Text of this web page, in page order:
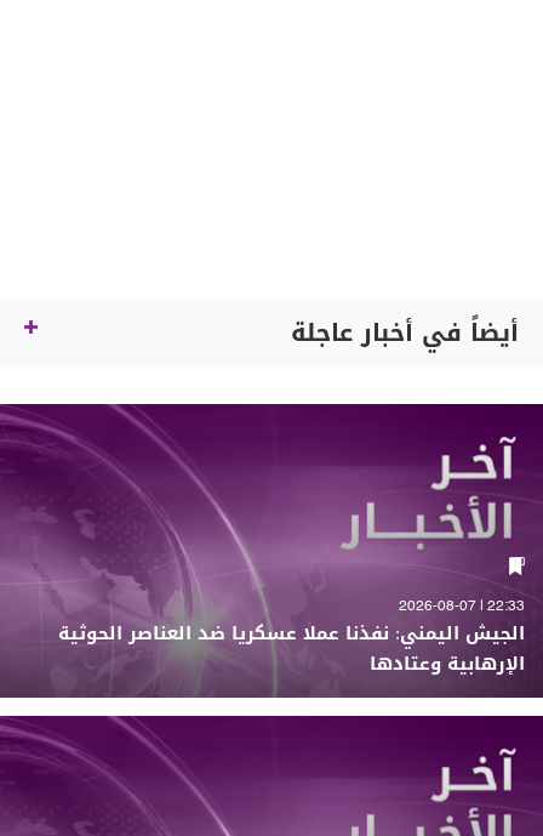
أيضاً في أخبار عاجلة
22:33 | 2026-08-07
الجيش اليمني: نفذنا عملا عسكريا ضد العناصر الحوثية
الإرهابية وعتادها